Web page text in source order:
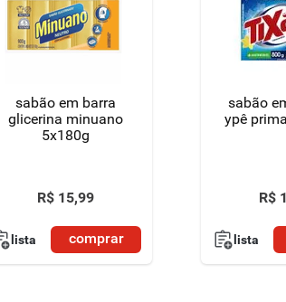
sabão em barra
glicerina minuano
5x180g
R$ 15,99
lista comprar
sabão
ypê
R$
lista